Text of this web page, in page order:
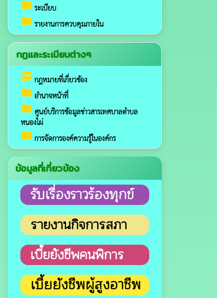
folder ระเบียบ
folder รายงานการควบคุมภายใน
กฏและระเบียบต่างๆ
picture_as_pdf กฎหมายที่เกี่ยวข้อง
folder อำนาจหน้าที่
folder ศูนย์บริการข้อมูลข่าวสารเทศบาลตำบล
หนองไผ่
folder การจัดการองค์ความรู้ในองค์กร
ข้อมูลที่เกี่ยวข้อง
รับเรื่องราวร้องทุกข์
รายงานกิจการสภา
เบี้ยยังชีพคนพิการ
เบี้ยยังชีพผู้สูงอาชีพ